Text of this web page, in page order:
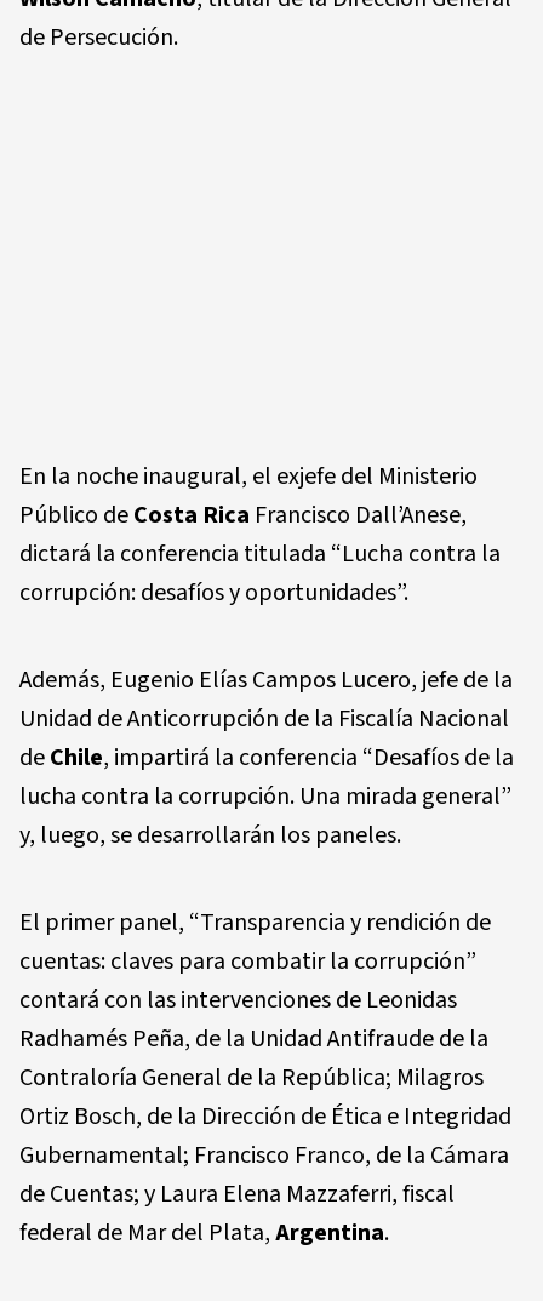
de Persecución.
En la noche inaugural, el exjefe del Ministerio
Público deCosta Rica Francisco Dall’Anese,
dictará la conferencia titulada “Lucha contra la
corrupción: desafíos y oportunidades”.
Además, Eugenio Elías Campos Lucero, jefe de la
Unidad de Anticorrupción de la Fiscalía Nacional
deChile, impartirá la conferencia “Desafíos de la
lucha contra la corrupción. Una mirada general”
y, luego, se desarrollarán los paneles.
El primer panel, “Transparencia y rendición de
cuentas: claves para combatir la corrupción”
contará con las intervenciones de Leonidas
Radhamés Peña, de la Unidad Antifraude de la
Contraloría General de la República; Milagros
Ortiz Bosch, de la Dirección de Ética e Integridad
Gubernamental; Francisco Franco, de la Cámara
de Cuentas; y Laura Elena Mazzaferri, fiscal
federal de Mar del Plata,Argentina.